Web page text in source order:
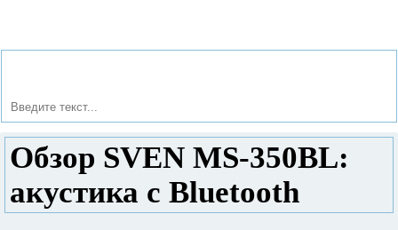
Обзор SVEN MS-350BL:
акустика с Bluetooth